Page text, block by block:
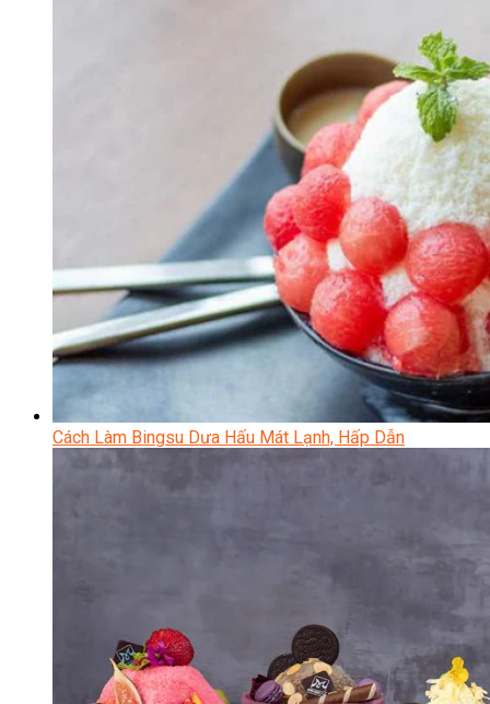
Cách Làm Bingsu Dưa Hấu Mát Lạnh, Hấp Dẫn